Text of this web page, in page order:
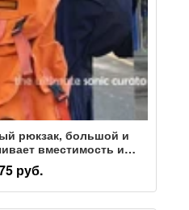
рюкзак, большой и
вместимость и
рюкзак, студенческую
сумку
руб.